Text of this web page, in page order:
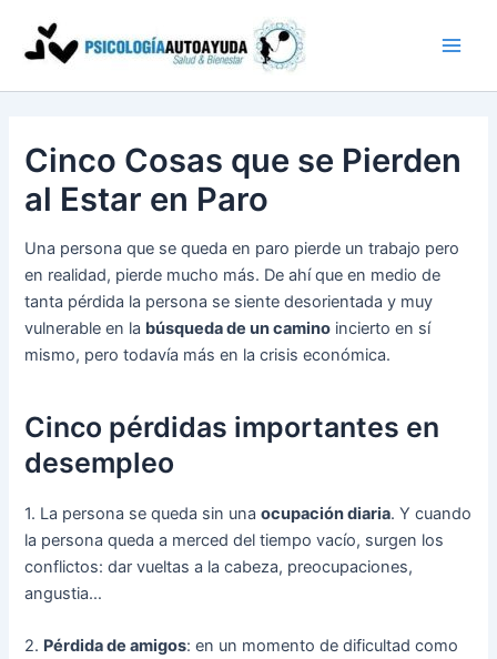
contenido
Cinco Cosas que se Pierden
al Estar en Paro
Una persona que se queda en paro pierde un trabajo pero
en realidad, pierde mucho más. De ahí que en medio de
tanta pérdida la persona se siente desorientada y muy
vulnerable en la búsqueda de un camino incierto en sí
mismo, pero todavía más en la crisis económica.
Cinco pérdidas importantes en
desempleo
1. La persona se queda sin unaocupación diaria. Y cuando
la persona queda a merced del tiempo vacío, surgen los
conflictos: dar vueltas a la cabeza, preocupaciones,
angustia…
2. Pérdida de amigos: en un momento de dificultad como